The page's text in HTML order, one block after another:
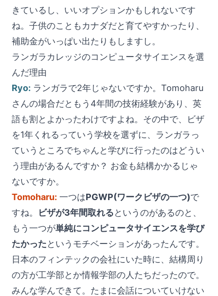
きているし、いいオプションかもしれないです
ね。子供のこともカナダだと育てやすかったり、
補助金がいっぱい出たりもしますし。
ランガラカレッジのコンピュータサイエンスを選
んだ理由
Ryo: ランガラで2年じゃないですか。Tomoharu
さんの場合だともう4年間の技術経験があり、英
語も割とよかったわけですよね。その中で、ビザ
を1年くれるっていう学校を選ずに、ランガラっ
ていうところでちゃんと学びに行ったのはどうい
う理由があるんですか？ お金も結構かかるじゃ
ないですか。
Tomoharu: 一つはPGWP(ワークビザの一つ)で
すね。
ビザが3年間取れるというのがあるのと、
もう一つが単純にコンピュータサイエンスを学び
たかったというモチベーションがあったんです。
日本のフィンテックの会社にいた時に、結構周り
の方が工学部とか情報学部の人たちだったので。
みんな学んできて。たまに会話についていけない